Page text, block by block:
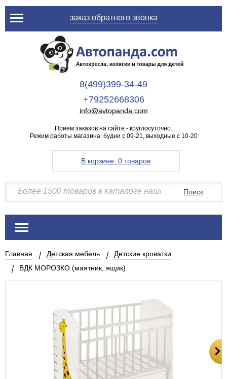
заказ обратного звонка
8(499)399-34-49
+79252668306
info@avtopanda.com
Прием заказов на сайте - круглосуточно.
Режим работы магазина: будни с 09-21, выходные с 10-20
В корзине: 0 товаров
Поиск
Главная Детская мебель
Детские кроватки
ВДК МОРОЗКО (маятник, ящик)